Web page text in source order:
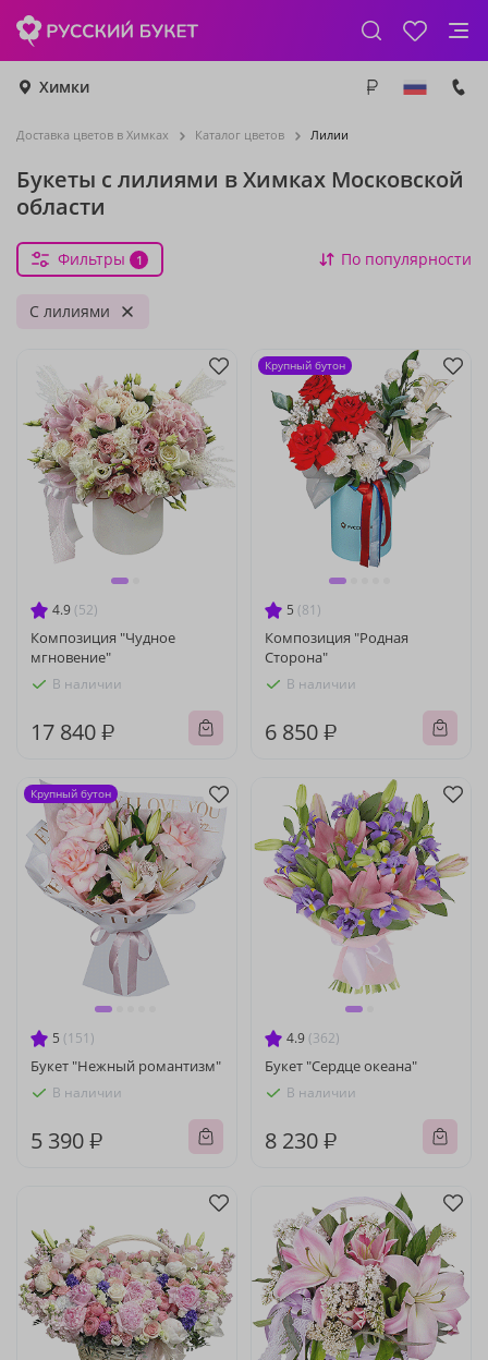
Химки
Доставка цветов в Химках Каталог цветов Лилии
Букеты с лилиями в Химках Московской
области
Фильтры 1 По популярности
С лилиями
4.9 (52)
Композиция "Чудное
мгновение"
В наличии
17 840 ₽
5 (81)
Композиция "Родная
Сторона"
В наличии
6 850 ₽
Крупный бутон
5 (151)
Букет "Нежный романтизм"
В наличии
5 390 ₽
Крупный бутон
4.9 (362)
Букет "Сердце океана"
В наличии
8 230 ₽